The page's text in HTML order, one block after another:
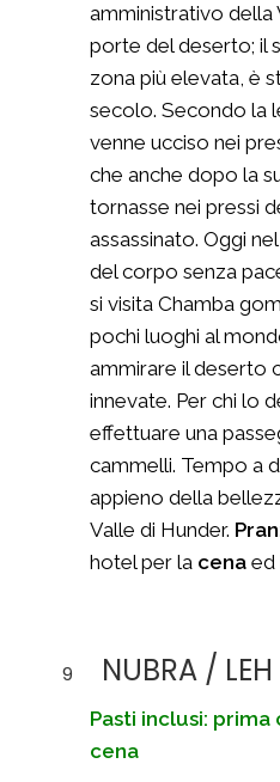
amministrativo della
porte del deserto; il
zona più elevata, è
secolo. Secondo la
venne ucciso nei
che anche dopo la
tornasse nei pressi
assassinato. Oggi
del corpo senza
si visita Chamba
pochi luoghi al
ammirare il deserto
innevate. Per chi lo
effettuare una
cammelli. Tempo a
appieno della
Valle di Hunder.
hotel per la cena ed
9 NUBRA / LEH
Pasti inclusi:
cena